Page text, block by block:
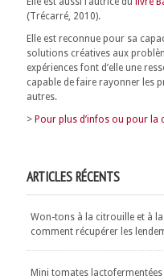
(Trécarré, 2010).
Elle est reconnue pour sa
solutions créatives aux
expériences font d’elle une
capable de faire rayonner les
autres.
> Pour plus d’infos ou pour la
ARTICLES RÉCENTS
Won-tons à la citrouille et à
comment récupérer les
Mini tomates lactofermentées